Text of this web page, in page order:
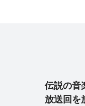
伝説の音
放送回を